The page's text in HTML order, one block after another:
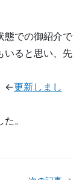
態での御紹介で
いると思い、先
←更新しまし
。